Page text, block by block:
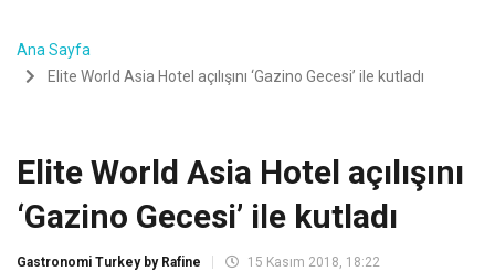
Ana Sayfa
Elite World Asia Hotel açılışını ‘Gazino Gecesi’ ile kutladı
Elite World Asia Hotel açılışını
‘Gazino Gecesi’ ile kutladı
Gastronomi Turkey by Rafine 15 Kasım 2018, 18:22